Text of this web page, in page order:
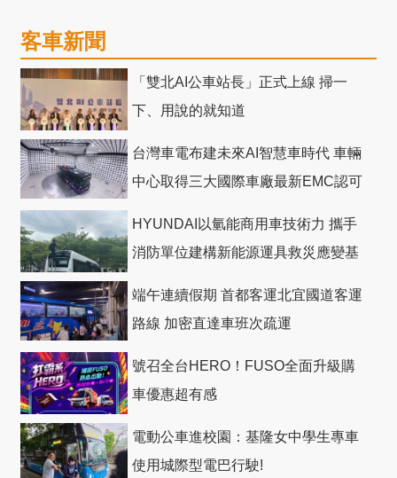
客車新聞
「雙北AI公車站長」正式上線 掃一
下、用說的就知道
台灣車電布建未來AI智慧車時代 車輛
中心取得三大國際車廠最新EMC認可
HYUNDAI以氫能商用車技術力 攜手
消防單位建構新能源運具救災應變基
端午連續假期 首都客運北宜國道客運
路線 加密直達車班次疏運
號召全台HERO！FUSO全面升級購
車優惠超有感
電動公車進校園：基隆女中學生專車
使用城際型電巴行駛!